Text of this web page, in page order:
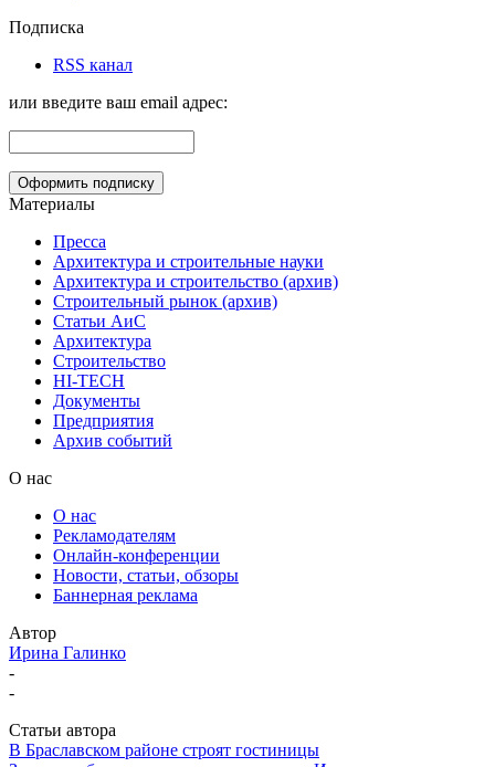
Подписка
RSS канал
или введите ваш email адрес:
Материалы
Пресса
Архитектура и строительные науки
Архитектура и строительство (архив)
Строительный рынок (архив)
Статьи АиС
Архитектура
Строительство
HI-TECH
Документы
Предприятия
Архив событий
О нас
О нас
Рекламодателям
Онлайн-конференции
Новости, статьи, обзоры
Баннерная реклама
Автор
Ирина Галинко
-
-
Статьи автора
В Браславском районе строят гостиницы